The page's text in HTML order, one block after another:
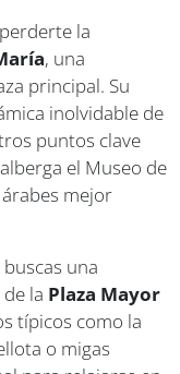
la
, una
principal. Su
inolvidable de
puntos clave
el Museo de
mejor
una
la Plaza Mayor
típicos como la
o migas